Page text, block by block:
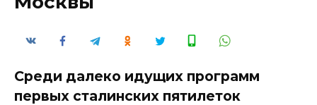
Среди далеко идущих программ
первых сталинских пятилеток